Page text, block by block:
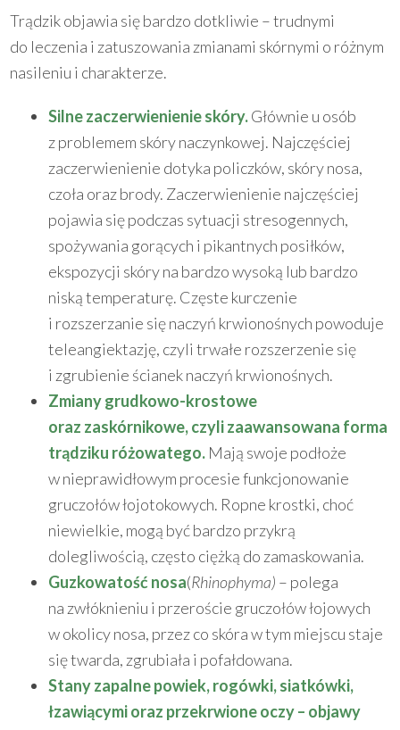
Trądzik objawia się bardzo dotkliwie – trudnymi
do leczenia i zatuszowania zmianami skórnymi o różnym
nasileniu i charakterze.
Silne zaczerwienienie skóry.Głównie u osób
z problemem skóry naczynkowej. Najczęściej
zaczerwienienie dotyka policzków, skóry nosa,
czoła oraz brody. Zaczerwienienie najczęściej
pojawia się podczas sytuacji stresogennych,
spożywania gorących i pikantnych posiłków,
ekspozycji skóry na bardzo wysoką lub bardzo
niską temperaturę. Częste kurczenie
i rozszerzanie się naczyń krwionośnych powoduje
teleangiektazję, czyli trwałe rozszerzenie się
i zgrubienie ścianek naczyń krwionośnych.
Zmiany grudkowo-krostowe
oraz zaskórnikowe, czyli zaawansowana forma
trądziku różowatego. Mają swoje podłoże
w nieprawidłowym procesie funkcjonowanie
gruczołów łojotokowych. Ropne krostki, choć
niewielkie, mogą być bardzo przykrą
dolegliwością, często ciężką do zamaskowania.
Guzkowatość nosa(Rhinophyma) – polega
na zwłóknieniu i przeroście gruczołów łojowych
w okolicy nosa, przez co skóra w tym miejscu staje
się twarda, zgrubiała i pofałdowana.
Stany zapalne powiek, rogówki, siatkówki,
łzawiącymi oraz przekrwione oczy – objawy